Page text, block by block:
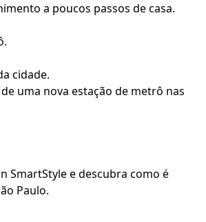
a poucos passos de casa.
cidade.
uma nova estação de metrô nas
SmartStyle e descubra como é
Paulo.